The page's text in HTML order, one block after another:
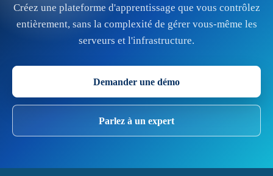
Créez une plateforme d'apprentissage que vous contrôlez
entièrement, sans la complexité de gérer vous-même les
serveurs et l'infrastructure.
Demander une démo
Parlez à un expert